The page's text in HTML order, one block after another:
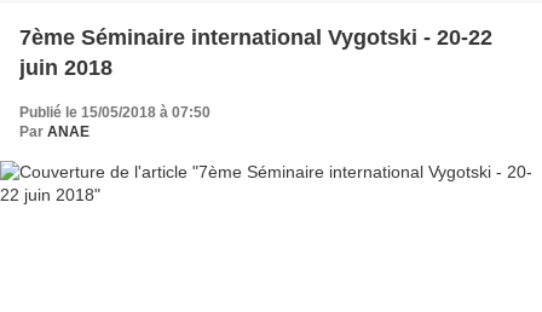
7ème Séminaire international Vygotski - 20-22
juin 2018
Publié le 15/05/2018 à 07:50
Par ANAE